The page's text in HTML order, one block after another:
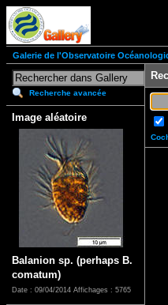
Galerie de l'Observatoire
Recherche avancée
Image aléatoire
Balanion sp. (perhaps B.
comatum)
Date : 09/04/2014 Affichages : 5765